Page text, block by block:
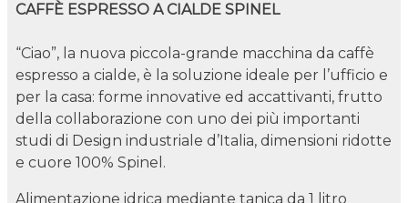
CAFFÈ ESPRESSO A CIALDE SPINEL
“Ciao”, la nuova piccola-grande macchina da caffè
espresso a cialde, è la soluzione ideale per l’ufficio e
per la casa: forme innovative ed accattivanti, frutto
della collaborazione con uno dei più importanti
studi di Design industriale d’Italia, dimensioni ridotte
e cuore 100% Spinel.
Alimentazione idrica mediante tanica da 1 litro